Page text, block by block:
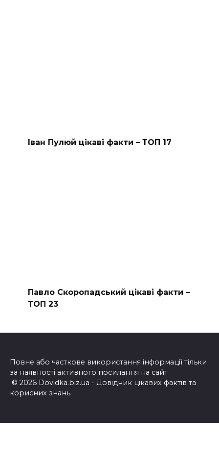
Іван Пулюй цікаві факти – ТОП 17
Павло Скоропадський цікаві факти –
ТОП 23
Повне або часткове використання інформації тільки
за наявності активного посилання на сайт
© 2026 Dovidka.biz.ua - Довідник цікавих фактів та
корисних знань